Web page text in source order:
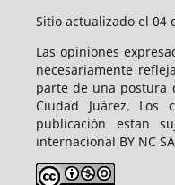
Sitio actualizado el 04
Las opiniones
necesariamente
parte de una postura
Ciudad Juárez. Los
publicación estan
internacional BY NC